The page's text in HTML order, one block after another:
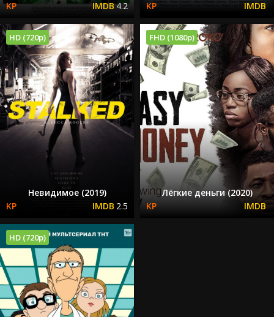
4.2
HD (720p)
Невидимое (2019)
2.5
FHD (1080p)
Лёгкие деньги (2020)
HD (720p)